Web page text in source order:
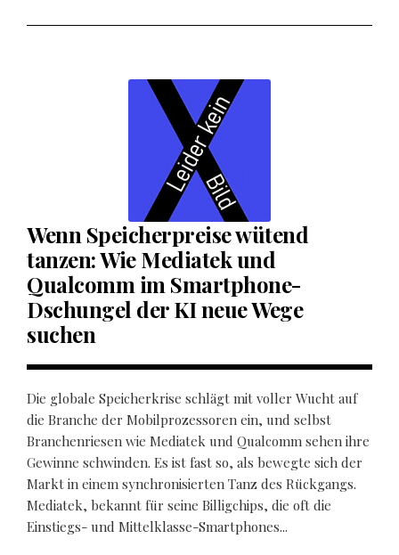
Wenn Speicherpreise wütend
tanzen: Wie Mediatek und
Qualcomm im Smartphone-
Dschungel der KI neue Wege
suchen
Die globale Speicherkrise schlägt mit voller Wucht auf
die Branche der Mobilprozessoren ein, und selbst
Branchenriesen wie Mediatek und Qualcomm sehen ihre
Gewinne schwinden. Es ist fast so, als bewegte sich der
Markt in einem synchronisierten Tanz des Rückgangs.
Mediatek, bekannt für seine Billigchips, die oft die
Einstiegs- und Mittelklasse-Smartphones...